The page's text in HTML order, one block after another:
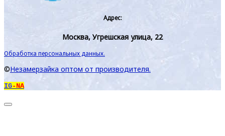
Адрес:
Москва, Угрешская улица, 22
Обработка персональных данных.
©Незамерзайка оптом от производителя.
IG-NA